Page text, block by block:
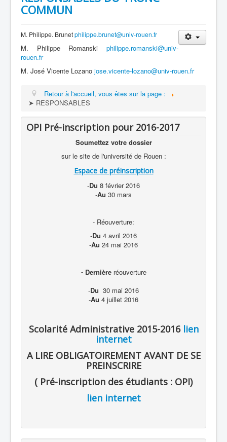
COMMUN
M. Philippe. Brunetphilippe.brunet@univ-rouen.fr
M. Philippe Romanski philippe.romanski@univ-
rouen.fr
M. José Vicente Lozano jose.vicente-lozano@univ-rouen.fr
Retour à l'accueil, vous êtes sur la page :
➤ RESPONSABLES
OPI Pré-inscription pour 2016-2017
Soumettez votre dossier
sur le site de l'université de Rouen :
Espace de préinscription
-Du 8 février 2016
-Au 30 mars
- Réouverture:
-Du 4 avril 2016
-Au 24 mai 2016
- Dernièreréouverture
-Du 30 mai 2016
-Au 4 juillet 2016
Scolarité Administrative 2015-2016lien
internet
A LIRE OBLIGATOIREMENT AVANT DE SE
PREINSCRIRE
( Pré-inscription des étudiants : OPI)
lien internet